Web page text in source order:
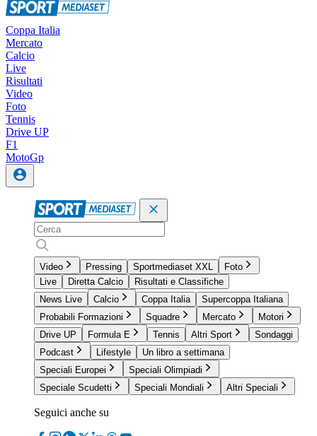
Coppa Italia
Mercato
Calcio
Live
Risultati
Video
Foto
Tennis
Drive UP
F1
MotoGp
Video Pressing Sportmediaset XXL
Foto
Live
Diretta Calcio
Risultati e Classifiche
News Live
Calcio Coppa Italia
Supercoppa Italiana
Probabili Formazioni
Squadre Mercato
Motori
Drive UP
Formula E Tennis Altri Sport
Sondaggi
Podcast
Lifestyle
Un libro a settimana
Speciali Europei
Speciali Olimpiadi
Speciale Scudetti
Speciali Mondiali Altri Speciali
Seguici anche su